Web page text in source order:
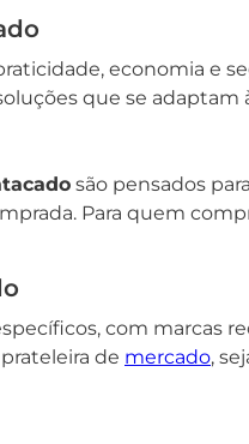
economia e
que se adaptam
são pensados
Para quem
com marcas
de mercado,